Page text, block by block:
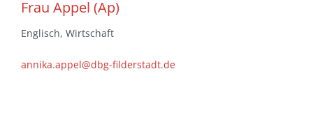
Frau Appel (Ap)
Englisch, Wirtschaft
annika.appel@dbg-filderstadt.de